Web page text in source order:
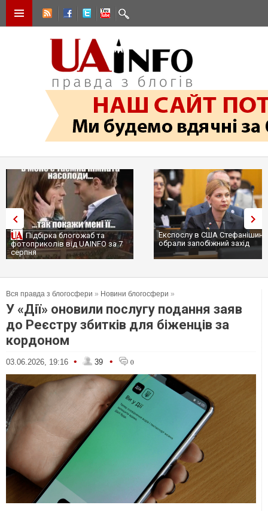
Підбірка блогожаб та
фотоприколів від UAINFO за 7
серпня
Експослу в США
обрали запобіжний захід
Вся правда з блогосфери » Новини блогосфери »
У «Дії» оновили послугу подання заяв
до Реєстру збитків для біженців за
кордоном
03.06.2026, 19:16 • 39 • 0